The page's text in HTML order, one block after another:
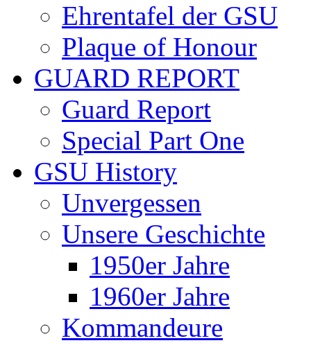
Ehrentafel der GSU
Plaque of Honour
GUARD REPORT
Guard Report
Special Part One
GSU History
Unvergessen
Unsere Geschichte
1950er Jahre
1960er Jahre
Kommandeure